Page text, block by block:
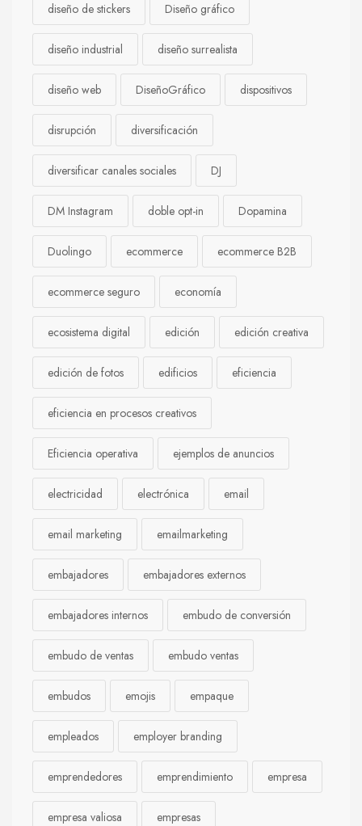
diseño de stickers Diseño gráfico
diseño industrial diseño surrealista
diseño web DiseñoGráfico dispositivos
disrupción diversificación
diversificar canales sociales DJ
DM Instagram doble opt-in Dopamina
Duolingo ecommerce ecommerce B2B
ecommerce seguro economía
ecosistema digital edición edición creativa
edición de fotos edificios eficiencia
eficiencia en procesos creativos
Eficiencia operativa ejemplos de anuncios
electricidad electrónica email
email marketing emailmarketing
embajadores embajadores externos
embajadores internos embudo de conversión
embudo de ventas embudo ventas
embudos emojis empaque
empleados employer branding
emprendedores emprendimiento empresa
empresa valiosa empresas